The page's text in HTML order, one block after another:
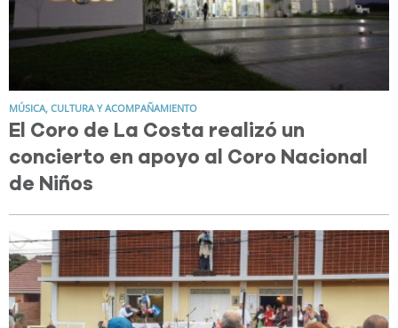
MÚSICA, CULTURA Y ACOMPAÑAMIENTO
El Coro de La Costa realizó un
concierto en apoyo al Coro Nacional
de Niños